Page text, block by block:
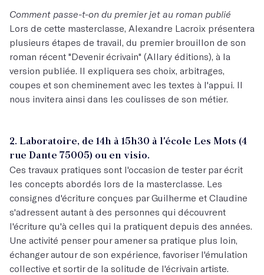
Comment passe-t-on du premier jet au roman publié
Lors de cette masterclasse, Alexandre Lacroix présentera
plusieurs étapes de travail, du premier brouillon de son
roman récent "Devenir écrivain" (Allary éditions), à la
version publiée. Il expliquera ses choix, arbitrages,
coupes et son cheminement avec les textes à l'appui. Il
nous invitera ainsi dans les coulisses de son métier.
2. Laboratoire, de 14h à 15h30 à l'école Les Mots (4
rue Dante 75005) ou en visio.
Ces travaux pratiques sont l'occasion de tester par écrit
les concepts abordés lors de la masterclasse. Les
consignes d'écriture conçues par Guilherme et Claudine
s'adressent autant à des personnes qui découvrent
l'écriture qu'à celles qui la pratiquent depuis des années.
Une activité penser pour amener sa pratique plus loin,
échanger autour de son expérience, favoriser l'émulation
collective et sortir de la solitude de l'écrivain artiste.